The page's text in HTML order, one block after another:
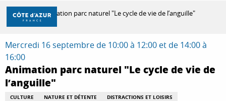
Aller
contenu
principal
DÉCOUVRIR
À FAIRE
Accueil Animation parc naturel "Le cycle de vie de l’anguille"
Mercredi 16 septembre de 10:00 à 12:00 et de 14:00 à
16:00
Animation parc naturel "Le cycle de vie de
l’anguille"
CULTURE NATURE ET DÉTENTE
DISTRACTIONS ET LOISIRS